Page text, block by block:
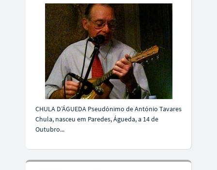
CHULA D’ÁGUEDA Pseudónimo de António Tavares
Chula, nasceu em Paredes, Águeda, a 14 de
Outubro...